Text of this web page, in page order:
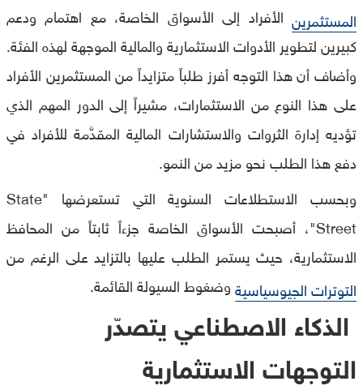
المستثمرين الأفراد إلى الأسواق الخاصة، مع اهتمام ودعم
كبيرين لتطوير الأدوات الاستثمارية والمالية الموجهة لهذه الفئة.
وأضاف أن هذا التوجه أفرز طلباً متزايداً من المستثمرين الأفراد
على هذا النوع من الاستثمارات، مشيراً إلى الدور المهم الذي
تؤديه إدارة الثروات والاستشارات المالية المقدَّمة للأفراد في
دفع هذا الطلب نحو مزيد من النمو.
وبحسب الاستطلاعات السنوية التي تستعرضها "State
Street"، أصبحت الأسواق الخاصة جزءاً ثابتاً من المحافظ
الاستثمارية، حيث يستمر الطلب عليها بالتزايد على الرغم من
التوترات الجيوسياسيةوضغوط السيولة القائمة.
الذكاء الاصطناعي يتصدّر
التوجهات الاستثمارية